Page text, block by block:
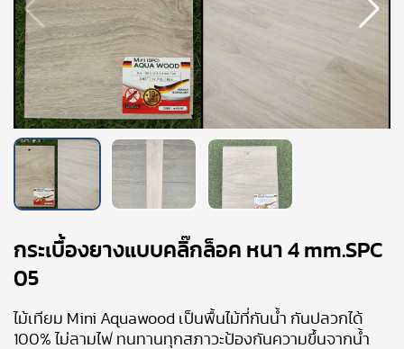
กระเบื้องยางแบบคลิ๊กล็อค หนา 4 mm.SPC
05
ไม้เทียม Mini Aquawood เป็นพื้นไม้ที่กันน้ำ กันปลวกได้
100% ไม่ลามไฟ ทนทานทุกสภาวะป้องกันความขึ้นจากน้ำ